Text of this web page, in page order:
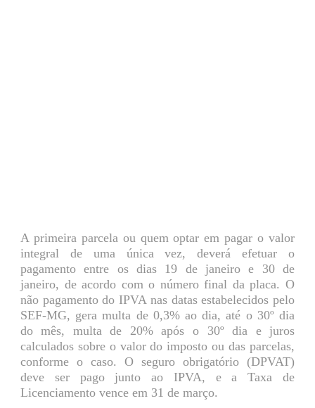
A primeira parcela ou quem optar em pagar o valor
integral de uma única vez, deverá efetuar o
pagamento entre os dias 19 de janeiro e 30 de
janeiro, de acordo com o número final da placa. O
não pagamento do IPVA nas datas estabelecidos pelo
SEF-MG, gera multa de 0,3% ao dia, até o 30º dia
do mês, multa de 20% após o 30º dia e juros
calculados sobre o valor do imposto ou das parcelas,
conforme o caso. O seguro obrigatório (DPVAT)
deve ser pago junto ao IPVA, e a Taxa de
Licenciamento vence em 31 de março.